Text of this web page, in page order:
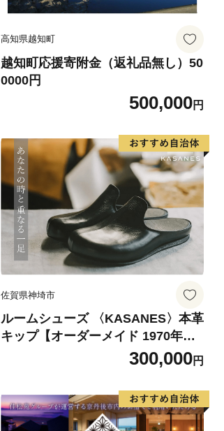
高知県越知町
越知町応援寄附金（返礼品無し）50
0000円
500,000円
佐賀県神埼市
ルームシューズ 〈KASANES〉本革
キップ【オーダーメイド 1970年創
業 革靴専門 世界でひとつ 手作り】
300,000円